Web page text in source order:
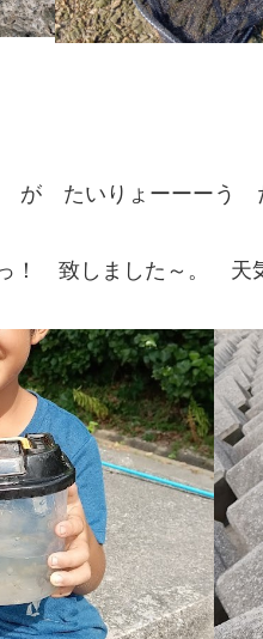
が たいりょーーーう
致しました～。 天気